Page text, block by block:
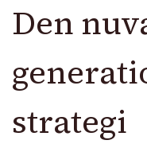
Den
strategi